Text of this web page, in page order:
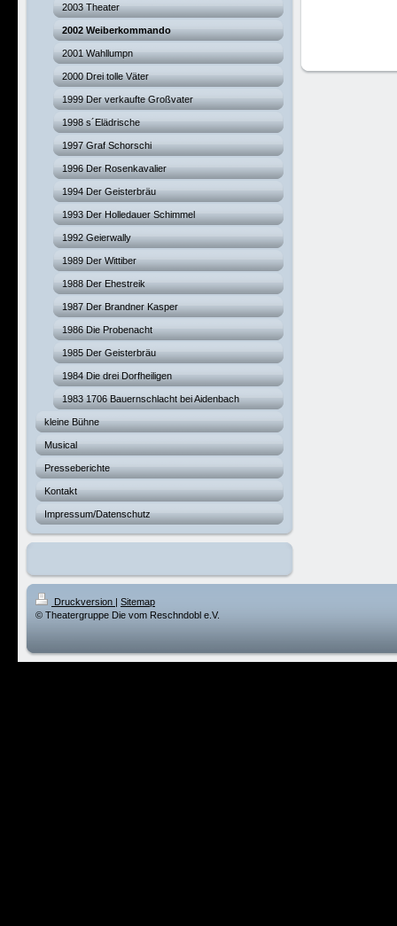
2003 Theater
2002 Weiberkommando
2001 Wahllumpn
2000 Drei tolle Väter
1999 Der verkaufte Großvater
1998 s´Elädrische
1997 Graf Schorschi
1996 Der Rosenkavalier
1994 Der Geisterbräu
1993 Der Holledauer Schimmel
1992 Geierwally
1989 Der Wittiber
1988 Der Ehestreik
1987 Der Brandner Kasper
1986 Die Probenacht
1985 Der Geisterbräu
1984 Die drei Dorfheiligen
1983 1706 Bauernschlacht bei Aidenbach
kleine Bühne
Musical
Presseberichte
Kontakt
Impressum/Datenschutz
Druckversion | Sitemap
© Theatergruppe Die vom Reschndobl e.V.